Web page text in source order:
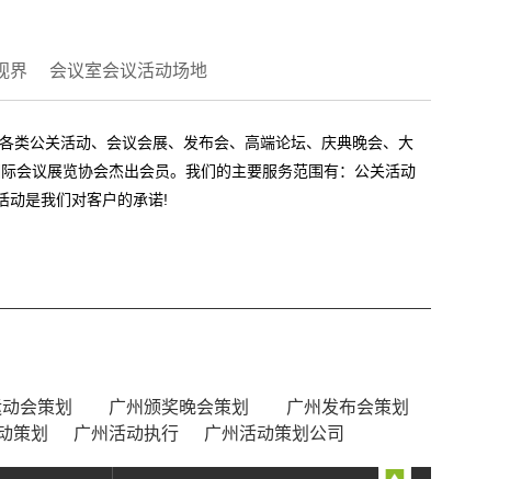
界 会议室会议活动场地
类公关活动、会议会展、发布会、高端论坛、庆典晚会、大
会议展览协会杰出会员。我们的主要服务范围有：公关活动
动是我们对客户的承诺!
会策划 广州颁奖晚会策划
广州发布会策划
策划 广州活动执行 广州活动策划公司